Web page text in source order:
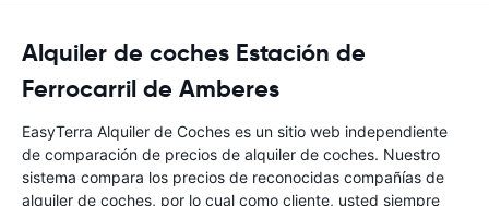
Alquiler de coches Estación de
Ferrocarril de Amberes
EasyTerra Alquiler de Coches es un sitio web independiente
de comparación de precios de alquiler de coches. Nuestro
sistema compara los precios de reconocidas compañías de
alquiler de coches, por lo cual como cliente, usted siempre